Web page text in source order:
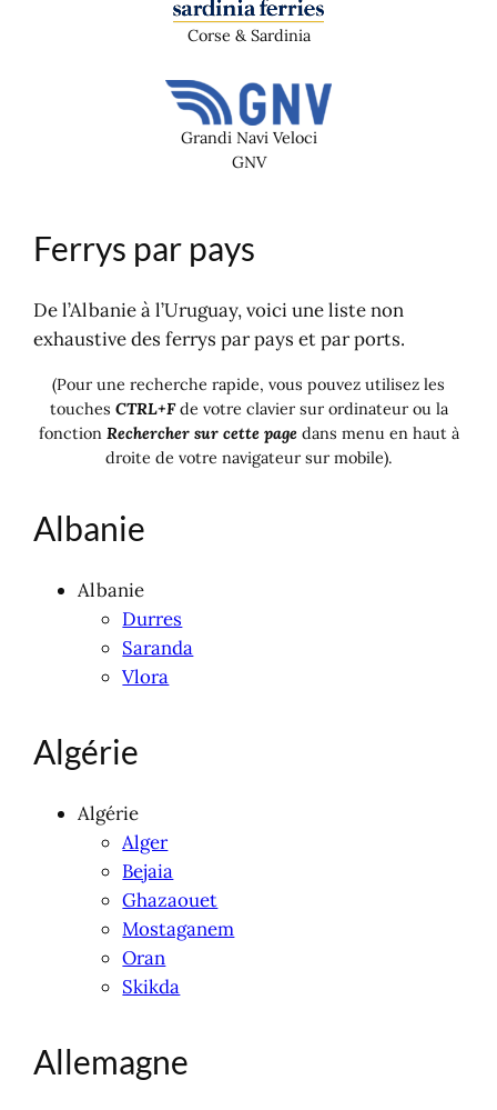
Corse & Sardinia
Grandi Navi Veloci
GNV
Ferrys par pays
De l’Albanie à l’Uruguay, voici une liste non
exhaustive des ferrys par pays et par ports.
(Pour une recherche rapide, vous pouvez utilisez les
touches CTRL+Fde votre clavier sur ordinateur ou la
fonction Rechercher sur cette pagedans menu en haut à
droite de votre navigateur sur mobile).
Albanie
Albanie
Durres
Saranda
Vlora
Algérie
Algérie
Alger
Bejaia
Ghazaouet
Mostaganem
Oran
Skikda
Allemagne